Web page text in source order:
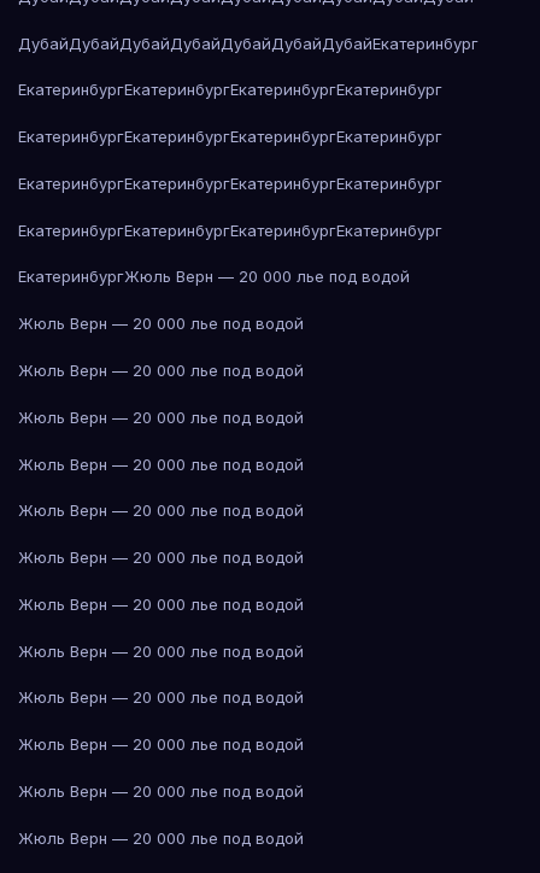
ДубайДубайДубайДубайДубайДубайДубайЕкатеринбург
ЕкатеринбургЕкатеринбургЕкатеринбургЕкатеринбург
ЕкатеринбургЕкатеринбургЕкатеринбургЕкатеринбург
ЕкатеринбургЕкатеринбургЕкатеринбургЕкатеринбург
ЕкатеринбургЕкатеринбургЕкатеринбургЕкатеринбург
ЕкатеринбургЖюль Верн — 20 000 лье под водой
Жюль Верн — 20 000 лье под водой
Жюль Верн — 20 000 лье под водой
Жюль Верн — 20 000 лье под водой
Жюль Верн — 20 000 лье под водой
Жюль Верн — 20 000 лье под водой
Жюль Верн — 20 000 лье под водой
Жюль Верн — 20 000 лье под водой
Жюль Верн — 20 000 лье под водой
Жюль Верн — 20 000 лье под водой
Жюль Верн — 20 000 лье под водой
Жюль Верн — 20 000 лье под водой
Жюль Верн — 20 000 лье под водой